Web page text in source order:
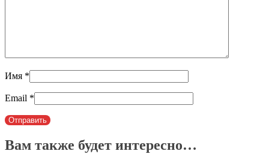
Имя *
Email *
Вам также будет интересно…